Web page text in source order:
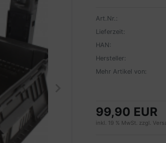
Art.Nr.:
Lieferzeit:
HAN:
Hersteller:
Mehr Artikel von:
99,90 EUR
inkl. 19 % MwSt. zzgl.